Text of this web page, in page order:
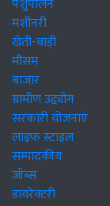
मशीनरी
खेती-बाड़ी
मौसम
बाजार
ग्रामीण उद्द्योग
सरकारी योजनाएं
लाइफ स्टाइल
सम्पादकीय
जॉब्स
डायरेक्टरी